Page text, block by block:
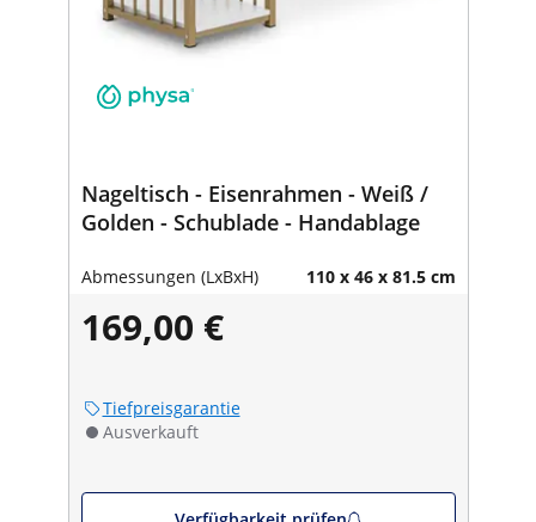
Nageltisch - Eisenrahmen - Weiß /
Golden - Schublade - Handablage
Abmessungen (LxBxH) 110 x 46 x 81.5 cm
169,00 €
Tiefpreisgarantie
Ausverkauft